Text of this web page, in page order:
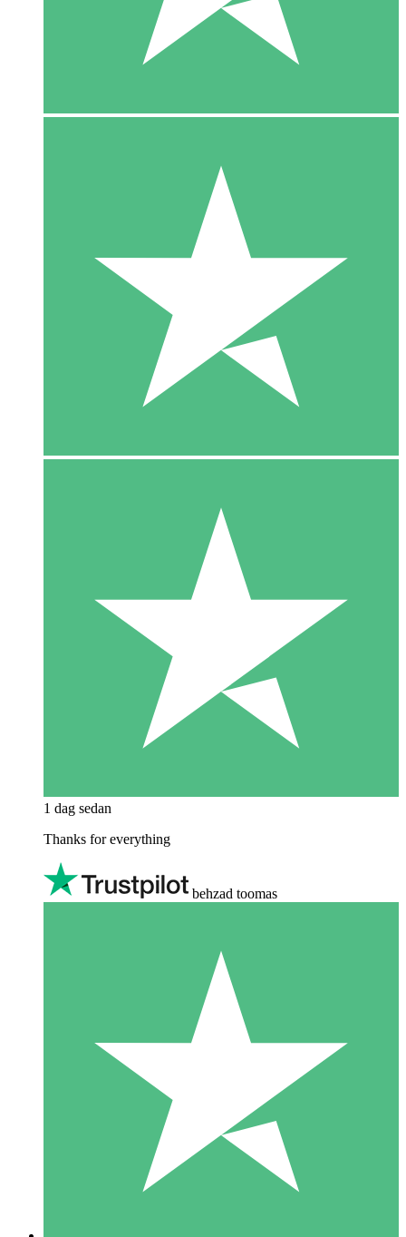
1 dag sedan
Thanks for everything
behzad toomas